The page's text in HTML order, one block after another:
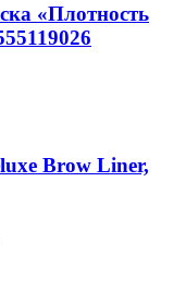
«Плотность
Brow Liner,